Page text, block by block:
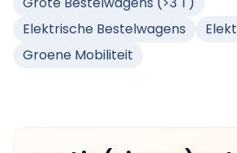
Elektrische Bestelwagens
Groene Mobiliteit